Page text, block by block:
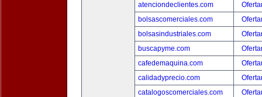
atenciondeclientes.com
bolsascomerciales.com
bolsasindustriales.com
buscapyme.com
cafedemaquina.com
calidadyprecio.com
catalogoscomerciales.com